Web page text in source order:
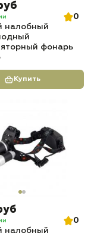
0
налобный
фонарь
Купить
0
налобный